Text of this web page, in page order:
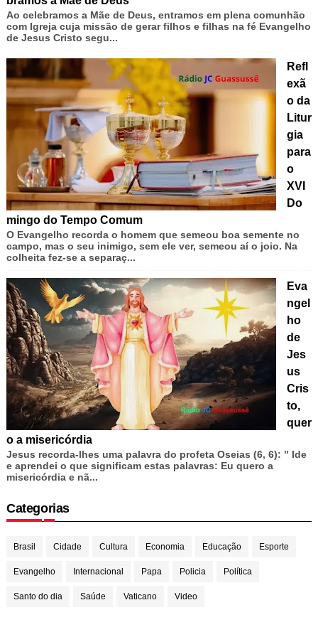
Ao celebramos a Mãe de Deus, entramos em plena comunhão
com Igreja cuja missão de gerar filhos e filhas na fé Evangelho
de Jesus Cristo segu...
Refl
exã
o da
Litur
gia
para
o
XVI
Do
mingo do Tempo Comum
O Evangelho recorda o homem que semeou boa semente no
campo, mas o seu inimigo, sem ele ver, semeou aí o joio. Na
colheita fez-se a separaç...
Eva
ngel
ho
de
Jes
us
Cris
to,
quer
o a misericórdia
Jesus recorda-lhes uma palavra do profeta Oseias (6, 6): " Ide
e aprendei o que significam estas palavras: Eu quero a
misericórdia e nã...
Categorias
Brasil Cidade Cultura Economia Educação Esporte
Evangelho Internacional Papa Policia Política
Santo do dia Saúde Vaticano Video